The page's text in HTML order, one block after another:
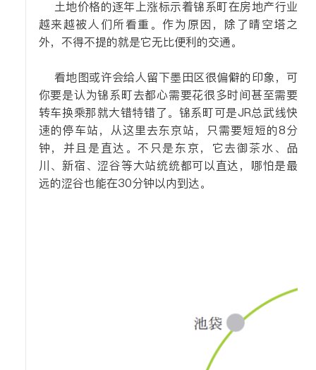
土地价格的逐年上涨标示着锦系町在房地产行业
越来越被人们所看重。作为原因，除了晴空塔之
外，不得不提的就是它无比便利的交通。
看地图或许会给人留下墨田区很偏僻的印象，可
你要是认为锦系町去都心需要花很多时间甚至需要
转车换乘那就大错特错了。锦系町可是JR总武线快
速的停车站，从这里去东京站，只需要短短的8分
钟，并且是直达。不只是东京，它去御茶水、品
川、新宿、涩谷等大站统统都可以直达，哪怕是最
远的涩谷也能在30分钟以内到达。